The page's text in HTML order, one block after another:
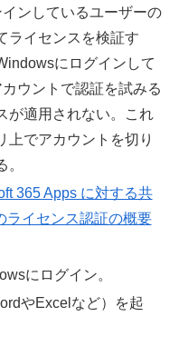
ンしているユーザーの
ライセンスを検証す
にログインして
ウントで認証を試みる
が適用されない。これ
上でアカウントを切り
365 Apps に対する共
ライセンス認証の概要
にログイン。
やExcelなど）を起